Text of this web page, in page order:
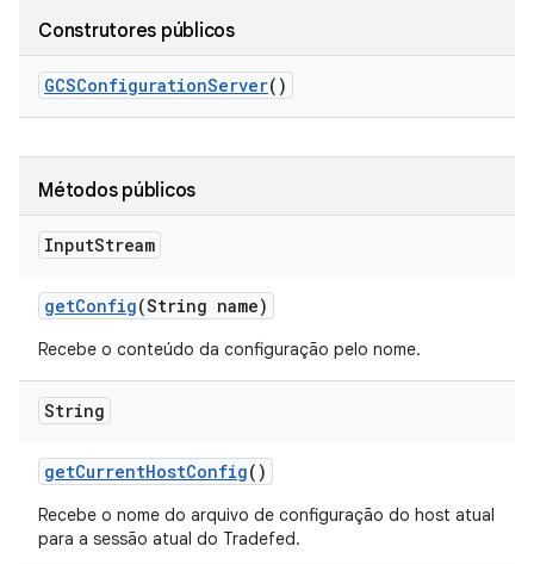
Construtores públicos
GCSConfigurationServer()
Métodos públicos
InputStream
getConfig(String name)
Recebe o conteúdo da configuração pelo nome.
String
getCurrentHostConfig()
Recebe o nome do arquivo de configuração do host atual
para a sessão atual do Tradefed.